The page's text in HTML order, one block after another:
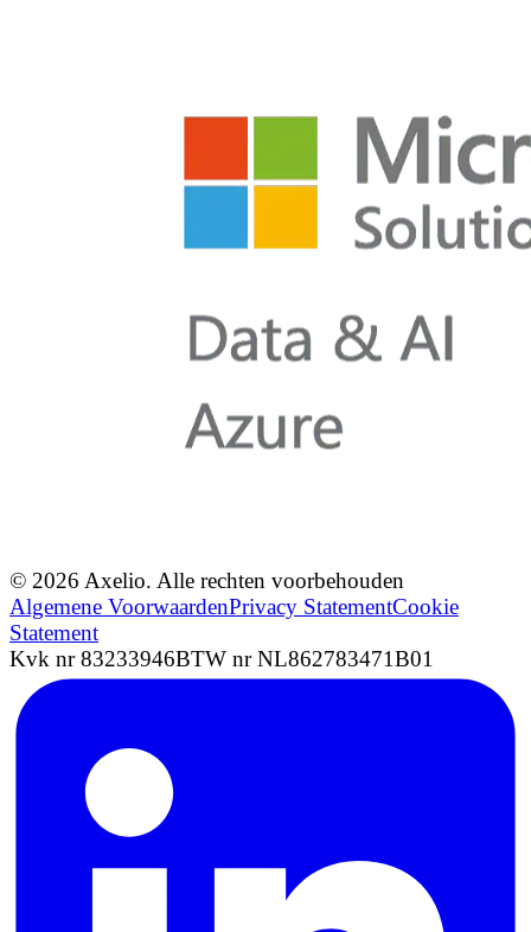
© 2026 Axelio. Alle rechten voorbehouden
Algemene VoorwaardenPrivacy StatementCookie
Statement
Kvk nr 83233946BTW nr NL862783471B01